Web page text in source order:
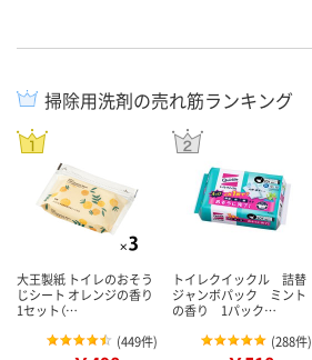
掃除用洗剤の売れ筋ランキング
大王製紙 トイレのおそう
じシート オレンジの香り
1セット（…
(449件)
トイレクイックル 詰替
ジャンボパック ミント
の香り 1パック…
(288件)